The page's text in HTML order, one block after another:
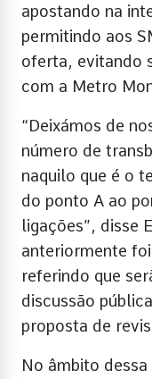
apostando na
permitindo aos
oferta, evitando
com a Metro
“Deixámos de
número de
naquilo que é o
do ponto A ao
ligações”, disse
anteriormente
referindo que
discussão
proposta de
No âmbito